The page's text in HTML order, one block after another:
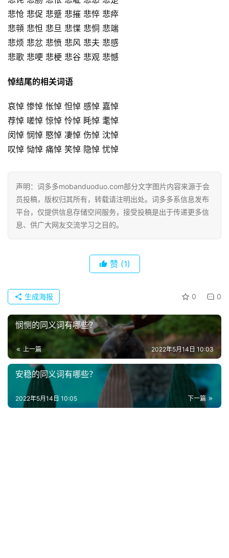
悲怆 悲促 悲蹙 悲摧 悲悴 悲瘁
悲顇 悲怛 悲旦 悲惵 悲恫 悲端
悲烦 悲忿 悲愤 悲风 悲夫 悲感
悲歌 悲哽 悲梗 悲谷 悲观 悲憾
悼结尾的相关词语
哀悼 惨悼 怅悼 怛悼 感悼 嘉悼
荐悼 嗟悼 惊悼 怜悼 眊悼 耄悼
闵悼 悯悼 愍悼 凄悼 伤悼 沈悼
叹悼 恸悼 痛悼 笑悼 隐悼 忧悼
声明：词多多mobanduoduo.com部分文字图片内容来源于会
员投稿，版权归其所有，转载请注明出处。词多多系信息发布
平台，仅提供信息存储空间服务，接受投稿是出于传递更多信
息、供广大网友交流学习之目的。
赞 (1)
0 0
生成海报
悯恻的同义词有哪些？
上一篇 2022年5月14日 10:03
安稳的同义词有哪些？
下一篇
2022年5月14日 10:05